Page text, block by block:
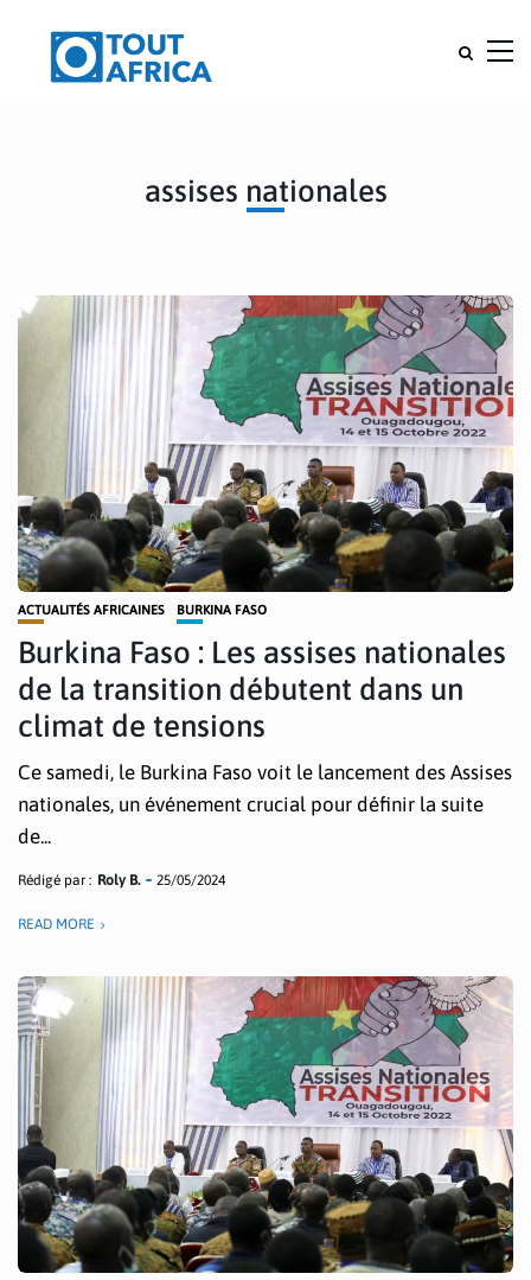
assises nationales
ACTUALITÉS AFRICAINES BURKINA FASO
Burkina Faso : Les assises nationales
de la transition débutent dans un
climat de tensions
Ce samedi, le Burkina Faso voit le lancement des Assises
nationales, un événement crucial pour définir la suite
de...
Rédigé par : Roly B. 25/05/2024
READ MORE